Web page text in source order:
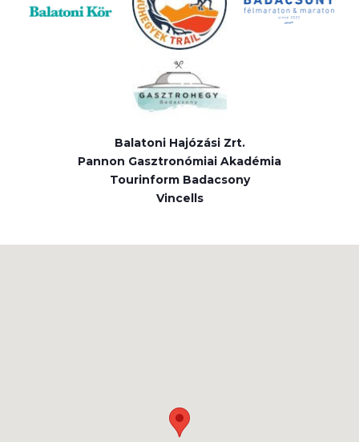
Balatoni Hajózási Zrt.
Pannon Gasztronómiai Akadémia
Tourinform Badacsony
Vincells